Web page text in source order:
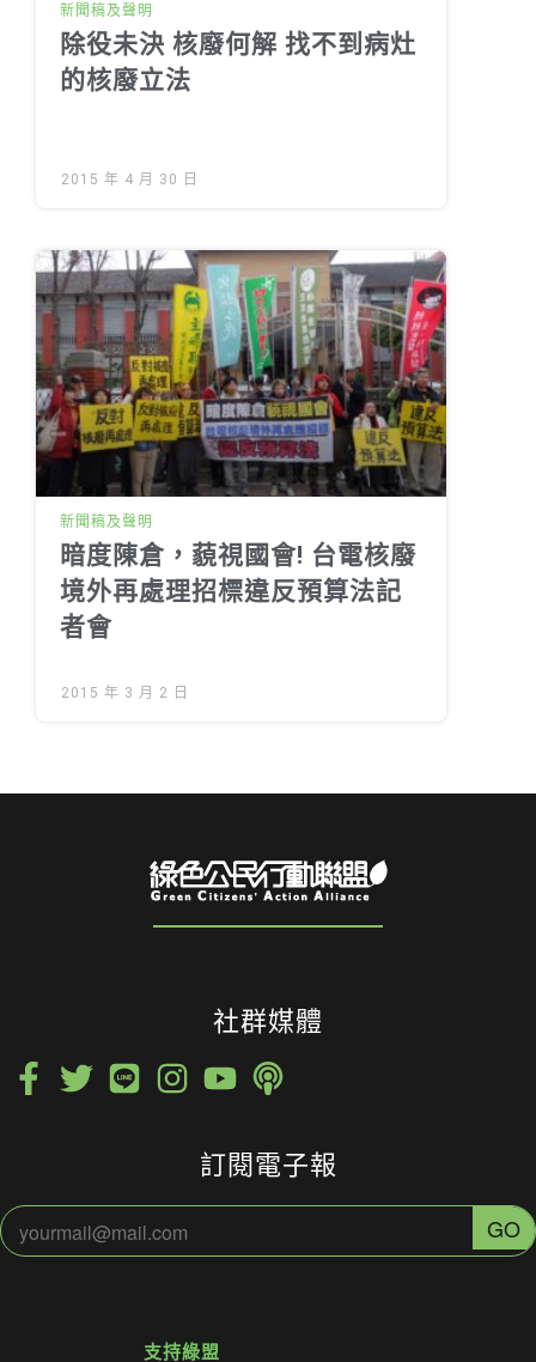
新聞稿及聲明
除役未決 核廢何解 找不到病灶
的核廢立法
2015 年 4 月 30 日
新聞稿及聲明
暗度陳倉，藐視國會! 台電核廢
境外再處理招標違反預算法記
者會
2015 年 3 月 2 日
社群媒體
訂閱電子報
支持綠盟